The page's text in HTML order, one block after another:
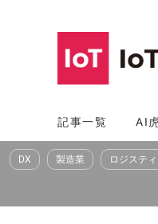
へ
ス
記事一覧 AI
DX 製造業 ロジステ